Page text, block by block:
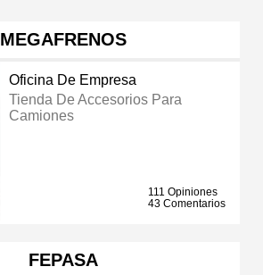
MEGAFRENOS
Oficina De Empresa
Tienda De Accesorios Para
Camiones
111 Opiniones
43 Comentarios
FEPASA